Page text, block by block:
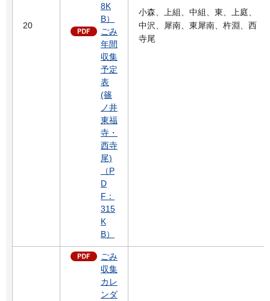
20
8K
B）
ごみ
年間
収集
予定
表
(篠
ノ井
東福
寺・
西寺
尾)
（P
D
F：
315
K
B）
小森、上組、中組、東、上庭、
中沢、犀南、東犀南、杵淵、西
寺尾
ごみ
収集
カレ
ンダ